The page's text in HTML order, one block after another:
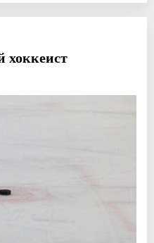
хоккеист